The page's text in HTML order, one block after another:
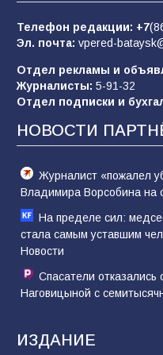
«Слухами Москву
заявления Киева о
отчаяние, а не
81 02.08.2026
Телефон редакции: +7
Эл. почта: vpered-
Отдел рекламы и
Журналисты: 5-91-32
Отдел подписки и
НОВОСТИ
Журналист «пожалел
Владимира Ворсобина на
На пределе сил:
стала самым уставшим
Новости
Спасатели отказались
Наговицыной с
ИЗДАНИЕ